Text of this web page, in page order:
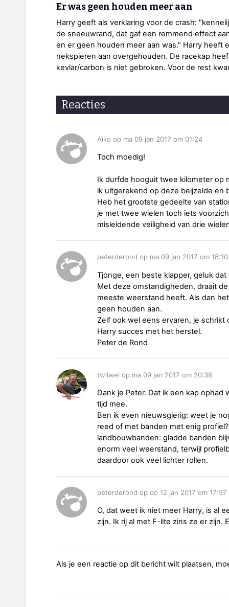
Er was geen houden meer aan
Harry geeft als verklaring voor de crash:
de sneeuwrand, dat gaf een remmend effect
en er geen houden meer aan was." Harry heeft
nekspieren aan overgehouden. De racekap
kevlar/carbon is niet gebroken. Voor de rest
Reacties
Aiko op ma 09 jan 2017 om 01:24
Toch moedig!
Ik durfde hooguit twee kilometer op
ik uitgerekend op deze beijzelde en
Heb het grootste gedeelte van
je met twee wielen toch iets
misleidende veiligheid van drie
peterderond op ma 09 jan 2017 om 18:10
Tjonge, een beste klapper, geluk
Met deze omstandigheden, draait
meeste weerstand heeft. Als dan
geen houden aan.
Zelf ook wel eens ervaren, je
Harry succes met het herstel.
Peter de Rond
twilwel op ma 09 jan 2017 om 20:38
Dank je Peter. Dat ik een kap
tijd mee.
Ben ik even nieuwsgierig: weet je
reed of met banden met enig
landbouwbanden: gladde banden
enorm veel weerstand, terwijl
daardoor ook veel lichter rollen.
peterderond op do 12 jan 2017 om 17:57
O, dat weet ik niet meer Harry, is al
zijn. Ik rij al met F-lite zins ze er zijn.
Als je een reactie op dit bericht wilt plaatsen,